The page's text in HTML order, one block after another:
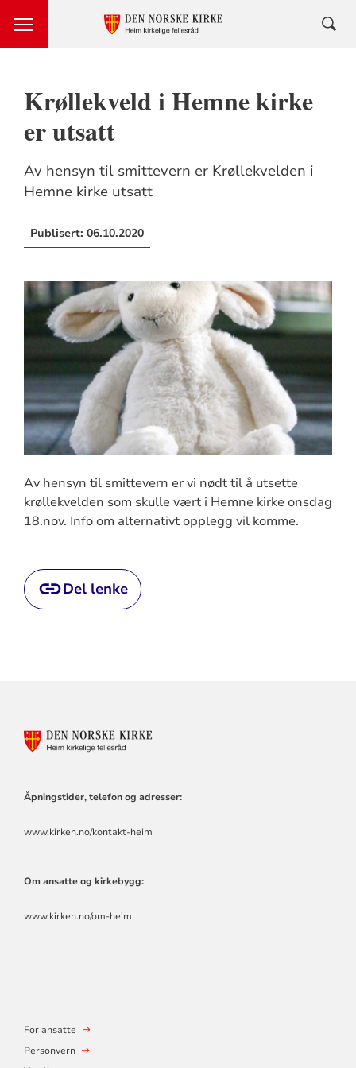
Krøllekveld i Hemne kirke
er utsatt
Av hensyn til smittevern er Krøllekvelden i
Hemne kirke utsatt
Publisert: 06.10.2020
Av hensyn til smittevern er vi nødt til å utsette
krøllekvelden som skulle vært i Hemne kirke onsdag
18.nov. Info om alternativt opplegg vil komme.
Del lenke
Åpningstider, telefon og adresser:
www.kirken.no/kontakt-heim
Om ansatte og kirkebygg:
www.kirken.no/om-heim
For ansatte
Personvern